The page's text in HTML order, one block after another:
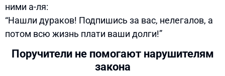
ними а-ля:
“Нашли дураков! Подпишись за вас, нелегалов, а
потом всю жизнь плати ваши долги!”
Поручители не помогают нарушителям
закона